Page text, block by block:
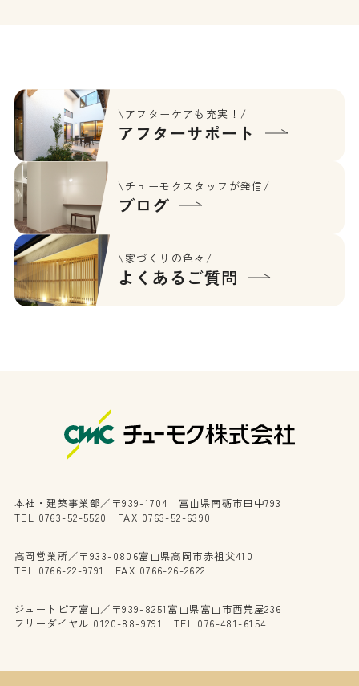
\アフターケアも充実！/
アフターサポート
\チューモクスタッフが発信/
ブログ
\家づくりの色々/
よくあるご質問
本社・建築事業部／〒939-1704 富山県南砺市田中793
TEL 0763-52-5520 FAX 0763-52-6390
高岡営業所／〒933-0806富山県高岡市赤祖父410
TEL 0766-22-9791 FAX 0766-26-2622
ジュートピア富山／〒939-8251富山県富山市西荒屋236
フリーダイヤル 0120-88-9791 TEL 076-481-6154